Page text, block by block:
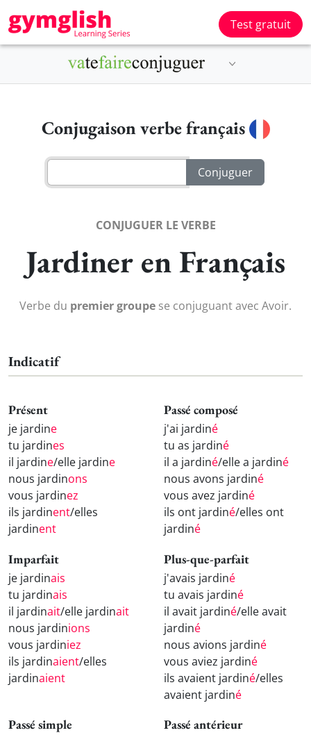
Test gratuit
Conjugaison verbe français
CONJUGUER LE VERBE
Jardiner en Français
Verbe du premier groupe se conjuguant avec Avoir.
Indicatif
Présent
je jardine
tu jardines
il jardine/elle jardine
nous jardinons
vous jardinez
ils jardinent/elles
jardinent
Passé composé
j'ai jardiné
tu as jardiné
il a jardiné/elle a jardiné
nous avons jardiné
vous avez jardiné
ils ont jardiné/elles ont
jardiné
Imparfait
je jardinais
tu jardinais
il jardinait/elle jardinait
nous jardinions
vous jardiniez
ils jardinaient/elles
jardinaient
Plus-que-parfait
j'avais jardiné
tu avais jardiné
il avait jardiné/elle avait
jardiné
nous avions jardiné
vous aviez jardiné
ils avaient jardiné/elles
avaient jardiné
Passé simple Passé antérieur